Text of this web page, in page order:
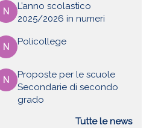
N
L’anno scolastico
2025/2026 in numeri
N Policollege
N
Proposte per le scuole
Secondarie di secondo
grado
Tutte le news